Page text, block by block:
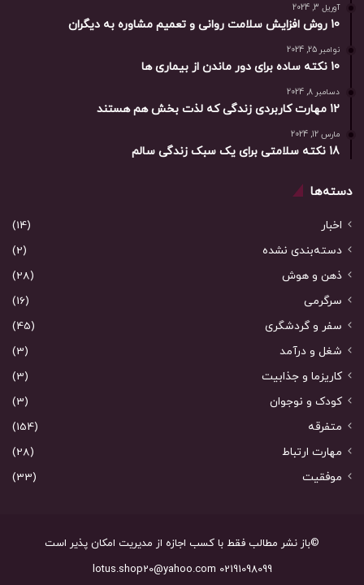
آوریل 3, 2024
10 روش افزایش سلامت روانی و تعمیم مشاوره به دیگران
نوامبر 25, 2024
10 نکته ساده برای دور ماندن از بیماری ها
دسامبر 8, 2024
12 مهارت کاربردی زندگی که لذت بخش هم هستند
مارس 12, 2024
18 نکته سلامتی برای یک سبک زندگی سالم
دسته‌ها
اخبار
(14)
دسته‌بندی نشده
(2)
ذهن و هوش
(28)
سرگرمی
(16)
سفر و گردشگری
(45)
شغل و درآمد
(3)
کاریزما و جذابیت
(3)
کودک و نوجوان
(3)
متفرقه
(154)
مهارت ارتباط
(28)
موفقیت
(33)
©باز نشر مطالب فقط با کسب اجازه از مدیریت امکان پذیر است
02191098099 lotus.shop20@yahoo.com